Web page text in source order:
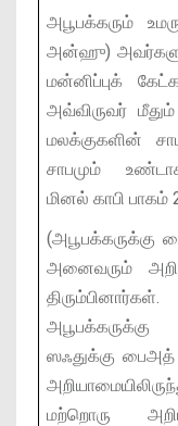
அபூபக்கரும்
அன்ஹு)
மன்னிப்புக்
அவ்விருவர்
மலக்குகளின்
சாபமும்
மினல் காபி பாகம்
அனைவரும்
ஸஃதுக்கு
மற்றொரு